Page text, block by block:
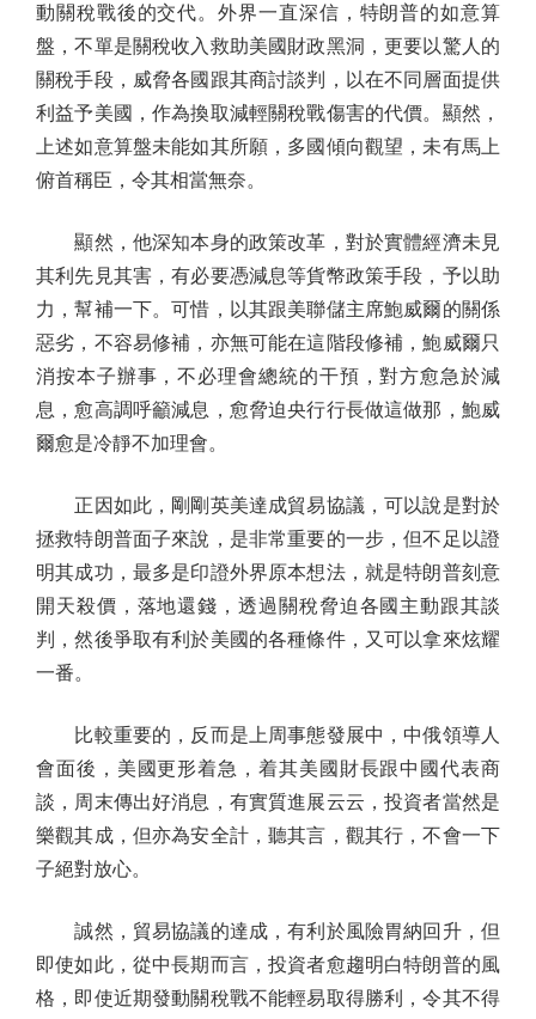
動關稅戰後的交代。外界一直深信，特朗普的如意算
盤，不單是關稅收入救助美國財政黑洞，更要以驚人的
關稅手段，威脅各國跟其商討談判，以在不同層面提供
利益予美國，作為換取減輕關稅戰傷害的代價。顯然，
上述如意算盤未能如其所願，多國傾向觀望，未有馬上
俯首稱臣，令其相當無奈。
顯然，他深知本身的政策改革，對於實體經濟未見
其利先見其害，有必要憑減息等貨幣政策手段，予以助
力，幫補一下。可惜，以其跟美聯儲主席鮑威爾的關係
惡劣，不容易修補，亦無可能在這階段修補，鮑威爾只
消按本子辦事，不必理會總統的干預，對方愈急於減
息，愈高調呼籲減息，愈脅迫央行行長做這做那，鮑威
爾愈是冷靜不加理會。
正因如此，剛剛英美達成貿易協議，可以說是對於
拯救特朗普面子來說，是非常重要的一步，但不足以證
明其成功，最多是印證外界原本想法，就是特朗普刻意
開天殺價，落地還錢，透過關稅脅迫各國主動跟其談
判，然後爭取有利於美國的各種條件，又可以拿來炫耀
一番。
比較重要的，反而是上周事態發展中，中俄領導人
會面後，美國更形着急，着其美國財長跟中國代表商
談，周末傳出好消息，有實質進展云云，投資者當然是
樂觀其成，但亦為安全計，聽其言，觀其行，不會一下
子絕對放心。
誠然，貿易協議的達成，有利於風險胃納回升，但
即使如此，從中長期而言，投資者愈趨明白特朗普的風
格，即使近期發動關稅戰不能輕易取得勝利，令其不得